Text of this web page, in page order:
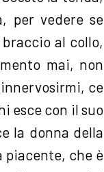
per vedere se
braccio al collo,
mai, non
ce
esce con il suo
la donna della
piacente, che è